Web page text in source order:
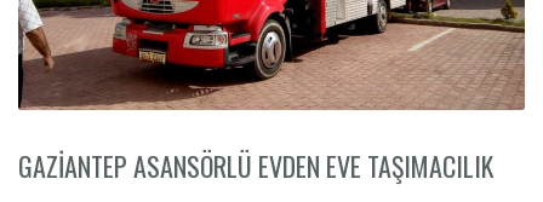
GAZIANTEP ASANSÖRLÜ EVDEN EVE TAŞIMACILIK